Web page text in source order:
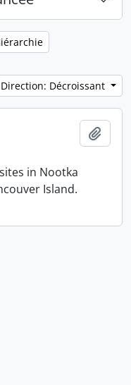
Direction: Décroissant
in Nootka
Island.